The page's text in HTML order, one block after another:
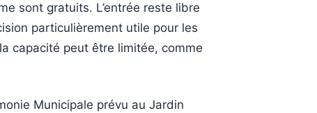
sont gratuits. L’entrée reste libre
particulièrement utile pour les
capacité peut être limitée, comme
Municipale prévu au Jardin